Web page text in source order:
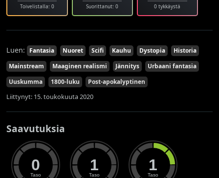
Toivelistalla: 0 Suorittanut: 0 0 tykkäystä
Luen: Fantasia Nuoret Scifi Kauhu Dystopia
Historia
Mainstream
Maaginen realismi Jännitys
Urbaani fantasia
Uuskumma
1800-luku Post-apokalyptinen
Liittynyt: 15. toukokuuta 2020
Saavutuksia
0
Taso
1
Taso
1
Taso